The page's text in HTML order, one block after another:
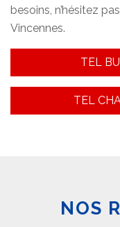
besoins, n’hésitez
Vincennes.
TEL
TEL
NOS